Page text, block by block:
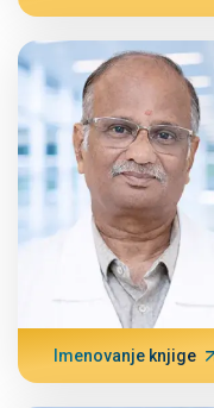
Imenovanje knjige